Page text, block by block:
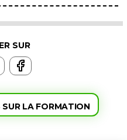
LA FORMATION
SUR